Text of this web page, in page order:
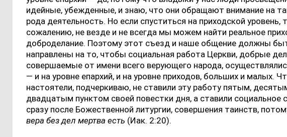
идейные, убежденные, и знаю, что они обращают внимание на
рода деятельность. Но если спуститься на приходской уровень,
сожалению, не везде и не всегда мы можем найти реальное
доброделание. Поэтому этот съезд и наше общение должны
направлены на то, чтобы социальная работа Церкви, добрые
совершаемые от имени всего верующего народа,
— и на уровне епархий, и на уровне приходов, больших и малых.
настоятели, подчеркиваю, не ставили эту работу пятым,
двадцатым пунктом своей повестки дня, а ставили социальное
сразу после Божественной литургии, совершения таинств,
вера без дел мертва есть (Иак. 2:20).